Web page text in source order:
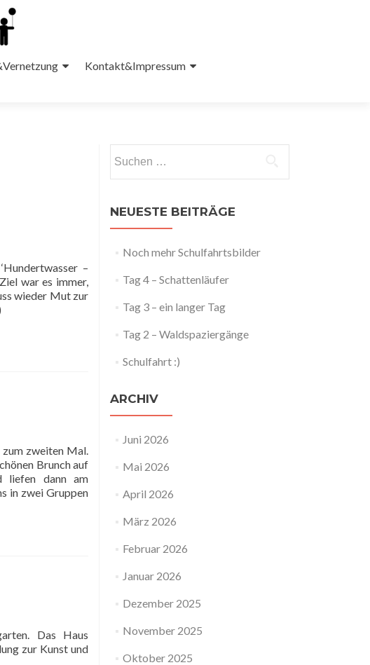
Kontakt&Impressum
–
war es immer,
wieder Mut zur
zweiten Mal.
Brunch auf
liefen dann am
in zwei Gruppen
Das Haus
zur Kunst und
nach:
NEUESTE BEITRÄGE
Noch mehr Schulfahrtsbilder
Tag 4 – Schattenläufer
Tag 3 – ein langer Tag
Tag 2 – Waldspaziergänge
Schulfahrt :)
ARCHIV
Juni 2026
Mai 2026
April 2026
März 2026
Februar 2026
Januar 2026
Dezember 2025
November 2025
Oktober 2025